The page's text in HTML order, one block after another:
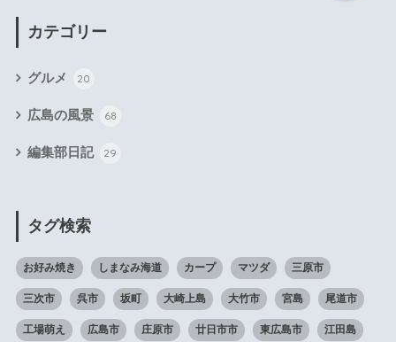
カテゴリー
グルメ 20
広島の風景 68
編集部日記 29
タグ検索
お好み焼き しまなみ海道 カープ マツダ 三原市
三次市 呉市 坂町 大崎上島 大竹市 宮島 尾道市
工場萌え 広島市 庄原市 廿日市市 東広島市 江田島